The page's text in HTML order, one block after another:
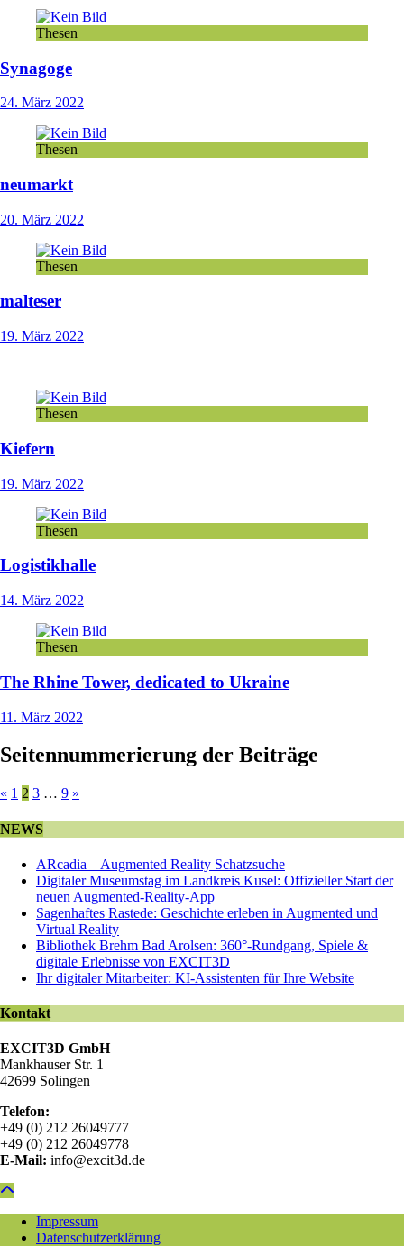
Thesen
Synagoge
24. März 2022
Thesen
neumarkt
20. März 2022
Thesen
malteser
19. März 2022
Thesen
Kiefern
19. März 2022
Thesen
Logistikhalle
14. März 2022
Thesen
The Rhine Tower, dedicated to Ukraine
11. März 2022
Seitennummerierung der Beiträge
« 1 2 3 … 9 »
NEWS
ARcadia – Augmented Reality Schatzsuche
Digitaler Museumstag im Landkreis Kusel: Offizieller Start der
neuen Augmented-Reality-App
Sagenhaftes Rastede: Geschichte erleben in Augmented und
Virtual Reality
Bibliothek Brehm Bad Arolsen: 360°-Rundgang, Spiele &
digitale Erlebnisse von EXCIT3D
Ihr digitaler Mitarbeiter: KI-Assistenten für Ihre Website
Kontakt
EXCIT3D GmbH
Mankhauser Str. 1
42699 Solingen
Telefon:
+49 (0) 212 26049777
+49 (0) 212 26049778
E-Mail: info@excit3d.de
Impressum
Datenschutzerklärung